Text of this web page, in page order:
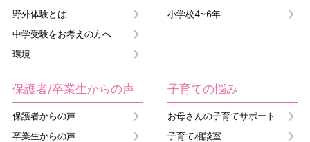
野外体験とは
中学受験をお考えの方へ
環境
小学校4~6年
保護者/卒業生からの声
保護者からの声
卒業生からの声
子育ての悩み
お母さんの子育てサポート
子育て相談室